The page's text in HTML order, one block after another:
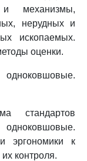
механизмы,
нерудных и
ископаемых.
оценки.
стандартов
одноковшовые.
эргономики к
контроля.